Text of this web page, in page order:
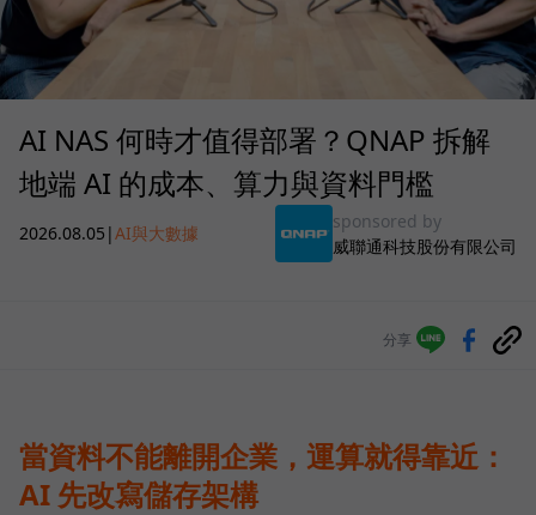
AI NAS 何時才值得部署？QNAP 拆解
地端 AI 的成本、算力與資料門檻
2026.08.05 |AI與大數據
sponsored by
威聯通科技股份有限公司
分享
當資料不能離開企業，運算就得靠近：
AI 先改寫儲存架構